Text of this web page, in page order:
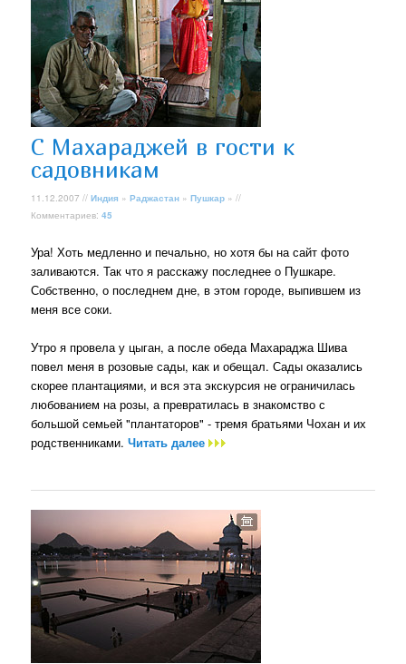
С Махараджей в гости к
садовникам
11.12.2007 //Индия »Раджастан »Пушкар » //
Комментариев:45
Ура! Хоть медленно и печально, но хотя бы на сайт фото
заливаются. Так что я расскажу последнее о Пушкаре.
Собственно, о последнем дне, в этом городе, выпившем из
меня все соки.
Утро я провела у цыган, а после обеда Махараджа Шива
повел меня в розовые сады, как и обещал. Сады оказались
скорее плантациями, и вся эта экскурсия не ограничилась
любованием на розы, а превратилась в знакомство с
большой семьей "плантаторов" - тремя братьями Чохан и их
родственниками.Читать далее